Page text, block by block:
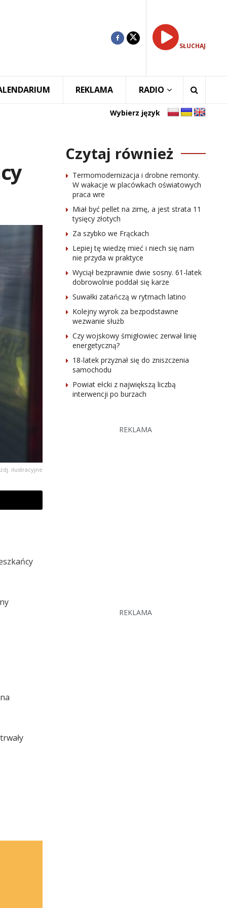
SŁUCHAJ
REKLAMA RADIO
Wybierz język
zdj. ilustracyjne
Czytaj również
Termomodernizacja i drobne remonty.
W wakacje w placówkach oświatowych
praca wre
Miał być pellet na zimę, a jest strata 11
tysięcy złotych
Za szybko we Frąckach
Lepiej tę wiedzę mieć i niech się nam
nie przyda w praktyce
Wyciął bezprawnie dwie sosny. 61-latek
dobrowolnie poddał się karze
Suwałki zatańczą w rytmach latino
Kolejny wyrok za bezpodstawne
wezwanie służb
Czy wojskowy śmigłowiec zerwał linię
energetyczną?
18-latek przyznał się do zniszczenia
samochodu
Powiat ełcki z największą liczbą
interwencji po burzach
REKLAMA
REKLAMA